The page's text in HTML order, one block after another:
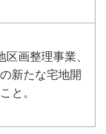
区画整理事業、
新たな宅地開
と。